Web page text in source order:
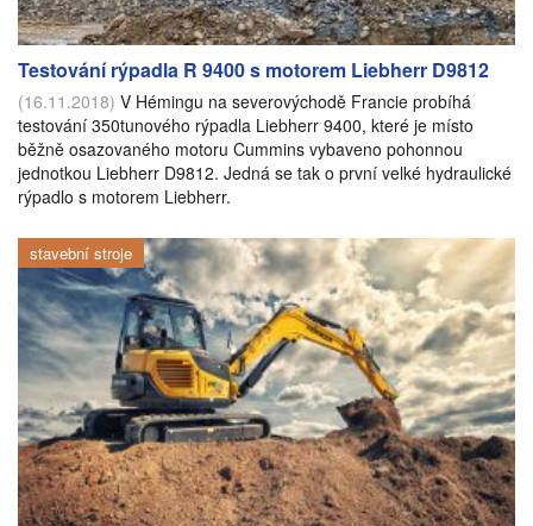
Testování rýpadla R 9400 s motorem Liebherr D9812
(16.11.2018) V Hémingu na severovýchodě Francie probíhá
testování 350tunového rýpadla Liebherr 9400, které je místo
běžně osazovaného motoru Cummins vybaveno pohonnou
jednotkou Liebherr D9812. Jedná se tak o první velké hydraulické
rýpadlo s motorem Liebherr.
stavební stroje